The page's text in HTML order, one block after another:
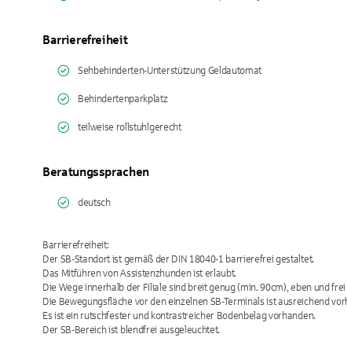
Barrierefreiheit
Sehbehinderten-Unterstützung Geldautomat
Behindertenparkplatz
teilweise rollstuhlgerecht
Beratungssprachen
deutsch
Barrierefreiheit:
Der SB-Standort ist gemäß der DIN 18040-1 barrierefrei gestaltet.
Das Mitführen von Assistenzhunden ist erlaubt.
Die Wege innerhalb der Filiale sind breit genug (min. 90cm), eben und
Die Bewegungsfläche vor den einzelnen SB-Terminals ist ausreichend
Es ist ein rutschfester und kontrastreicher Bodenbelag vorhanden.
Der SB-Bereich ist blendfrei ausgeleuchtet.